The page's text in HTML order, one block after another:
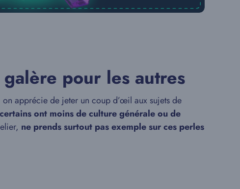
pour les autres
apprécie de jeter un coup d’œil aux sujets de
certains ont moins de culture générale ou de
ne prends surtout pas exemple sur ces perles